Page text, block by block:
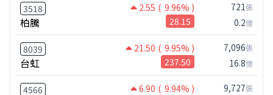
3518 2.55 ( 9.96% )
柏騰 28.15
721張
0.2億
8039 21.50 ( 9.95% )
台虹 237.50
7,096張
16.8億
4566 6.90 ( 9.94% ) 9,727張